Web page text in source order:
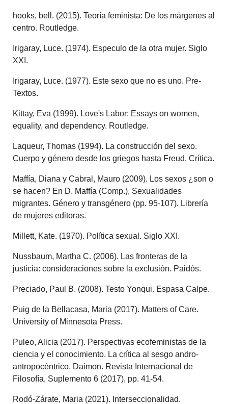
hooks, bell. (2015). Teoría feminista: De los márgenes al
centro. Routledge.
Irigaray, Luce. (1974). Especulo de la otra mujer. Siglo
XXI.
Irigaray, Luce. (1977). Este sexo que no es uno. Pre-
Textos.
Kittay, Eva (1999). Love's Labor: Essays on women,
equality, and dependency. Routledge.
Laqueur, Thomas (1994). La construcción del sexo.
Cuerpo y género desde los griegos hasta Freud. Crítica.
Maffía, Diana y Cabral, Mauro (2009). Los sexos ¿son o
se hacen? En D. Maffía (Comp.), Sexualidades
migrantes. Género y transgénero (pp. 95-107). Librería
de mujeres editoras.
Millett, Kate. (1970). Política sexual. Siglo XXI.
Nussbaum, Martha C. (2006). Las fronteras de la
justicia: consideraciones sobre la exclusión. Paidós.
Preciado, Paul B. (2008). Testo Yonqui. Espasa Calpe.
Puig de la Bellacasa, Maria (2017). Matters of Care.
University of Minnesota Press.
Puleo, Alicia (2017). Perspectivas ecofeministas de la
ciencia y el conocimiento. La crítica al sesgo andro-
antropocéntrico. Daimon. Revista Internacional de
Filosofía, Suplemento 6 (2017), pp. 41-54.
Rodó-Zárate, Maria (2021). Interseccionalidad.